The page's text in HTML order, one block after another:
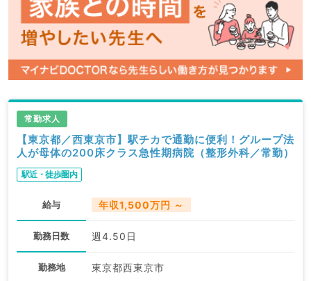
常勤求人
【東京都／西東京市】駅チカで通勤に便利！グループ法
人が母体の200床クラス急性期病院（整形外科／常勤）
駅近・徒歩圏内
給与 年収1,500万円 ～
勤務日数 週4.50日
勤務地 東京都西東京市